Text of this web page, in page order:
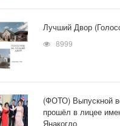
Лучший Двор
8999
(ФОТО) Выпускной
прошёл в лицее
Янакогло